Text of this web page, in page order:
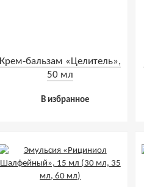
Крем-бальзам «Целитель»,
50 мл
В избранное